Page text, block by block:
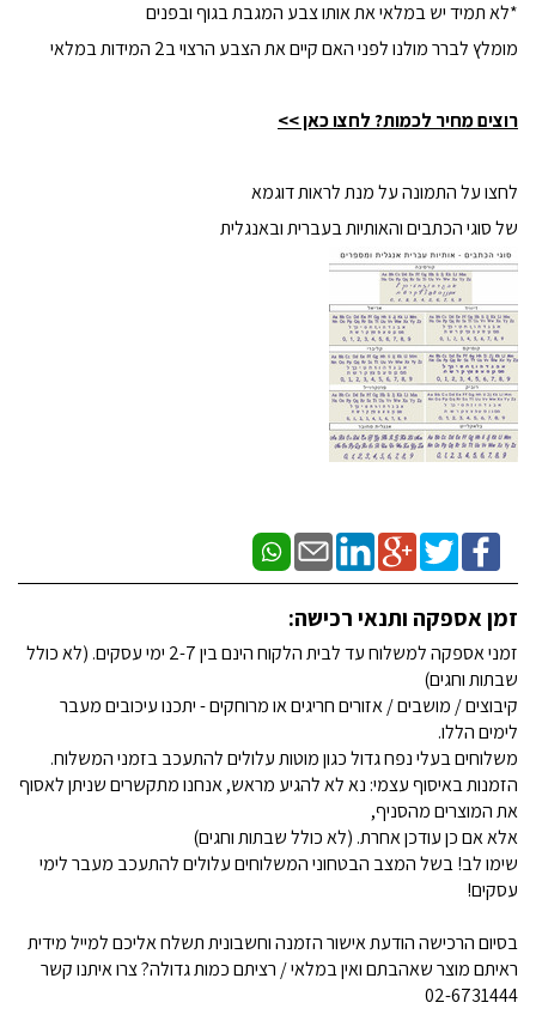
*לא תמיד יש במלאי את אותו צבע המגבת בגוף ובפנים
מומלץ לברר מולנו לפני האם קיים את הצבע הרצוי ב2 המידות במלאי
רוצים מחיר לכמות? לחצו כאן >>
לחצו על התמונה על מנת לראות דוגמא
של סוגי הכתבים והאותיות בעברית ובאנגלית
זמן אספקה ותנאי רכישה:
זמני אספקה למשלוח עד לבית הלקוח הינם בין 2-7 ימי עסקים. (לא כולל
שבתות וחגים)
קיבוצים / מושבים / אזורים חריגים או מרוחקים - יתכנו עיכובים מעבר
לימים הללו.
משלוחים בעלי נפח גדול כגון מוטות עלולים להתעכב בזמני המשלוח.
הזמנות באיסוף עצמי: נא לא להגיע מראש, אנחנו מתקשרים שניתן לאסוף
את המוצרים מהסניף,
אלא אם כן עודכן אחרת. (לא כולל שבתות וחגים)
שימו לב! בשל המצב הבטחוני המשלוחים עלולים להתעכב מעבר לימי
עסקים!
בסיום הרכישה הודעת אישור הזמנה וחשבונית תשלח אליכם למייל מידית
ראיתם מוצר שאהבתם ואין במלאי / רציתם כמות גדולה? צרו איתנו קשר
02-6731444